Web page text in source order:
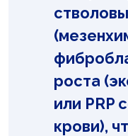
роста
или PRP
крови),